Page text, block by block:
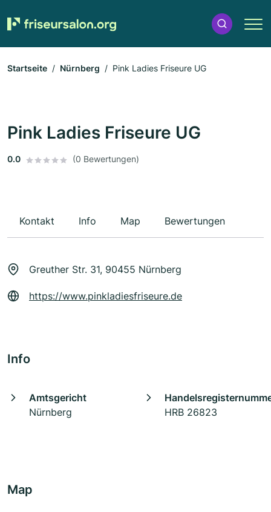
Startseite Nürnberg Pink Ladies Friseure UG
Pink Ladies Friseure UG
0.0 (0 Bewertungen)
Kontakt Info Map Bewertungen
Greuther Str. 31, 90455 Nürnberg
https://www.pinkladiesfriseure.de
Info
Amtsgericht
Nürnberg
HRB 26823
Map